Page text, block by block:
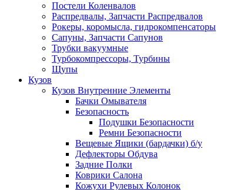
Постели Коленвалов
Распредвалы, Запчасти Распредвалов
Рокеры, коромысла, гидрокомпенсаторы
Сапуны, Запчасти Сапунов
Трубки вакуумные
Турбокомпрессоры, Турбины
Щупы
Кузов
Кузов Внутренние Элементы
Бачки Омывателя
Безопасность
Подушки Безопасности
Ремни Безопасности
Вещевые Ящики (бардачки) б/у
Дефлекторы Обдува
Задние Полки
Коврики Салона
Кожухи Рулевых Колонок